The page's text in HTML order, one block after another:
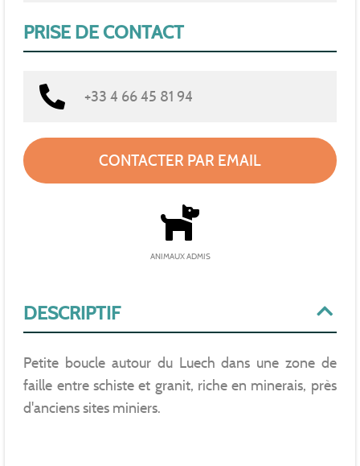
DESCRIPTIF
Petite boucle autour du Luech dans une zone de
faille entre schiste et granit, riche en minerais, près
d'anciens sites miniers.
PRISE DE CONTACT
+33 4 66 45 81 94
CONTACTER PAR EMAIL
ANIMAUX ADMIS